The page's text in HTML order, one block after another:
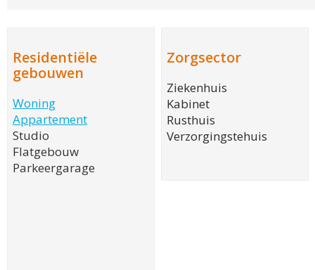
Residentiële
gebouwen
Woning
Appartement
Studio
Flatgebouw
Parkeergarage
Zorgsector
Ziekenhuis
Kabinet
Rusthuis
Verzorgingstehuis